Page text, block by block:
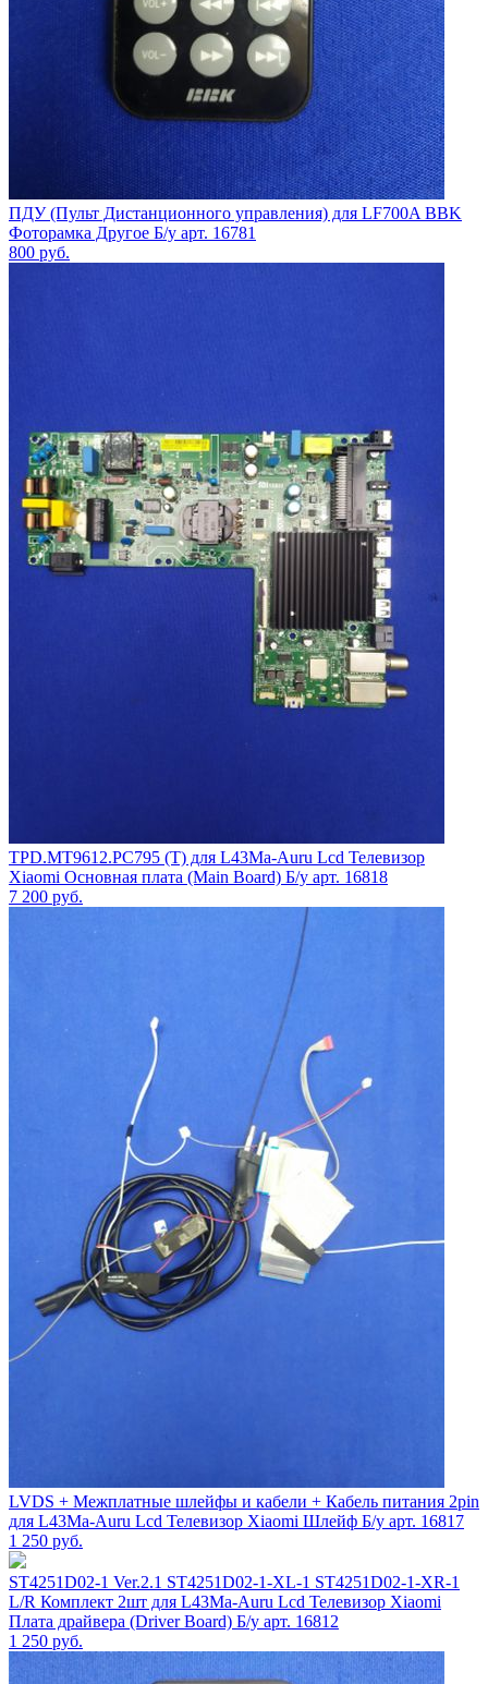
ПДУ (Пульт Дистанционного управления) для LF700A BBK
Фоторамка Другое Б/у арт. 16781
800 руб.
TPD.MT9612.PC795 (T) для L43Ma-Auru Lcd Телевизор
Xiaomi Основная плата (Main Board) Б/у арт. 16818
7 200 руб.
LVDS + Межплатные шлейфы и кабели + Кабель питания 2pin
для L43Ma-Auru Lcd Телевизор Xiaomi Шлейф Б/у арт. 16817
1 250 руб.
ST4251D02-1 Ver.2.1 ST4251D02-1-XL-1 ST4251D02-1-XR-1
L/R Комплект 2шт для L43Ma-Auru Lcd Телевизор Xiaomi
Плата драйвера (Driver Board) Б/у арт. 16812
1 250 руб.